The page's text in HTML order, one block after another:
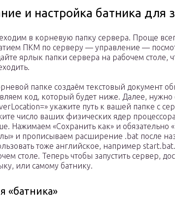
и настройка батника для
в корневую папку сервера. Проще
ПКМ по серверу — управление —
ярлык папки сервера на рабочем столе,
папке создаём текстовый документ
код, который будет ниже. Далее, нужно
укажите путь к вашей папке с
число ваших физических ядер
Нажимаем «Сохранить как» и обязательно
и прописываем расширение .bat после
тоже английское, например
столе. Теперь чтобы запустить сервер,
или самому батнику.
«батника»